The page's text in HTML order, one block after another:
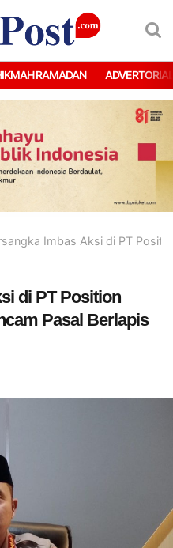
RAMADAN ADVERTORIAL
Imbas Aksi di PT
di PT Position
Pasal Berlapis